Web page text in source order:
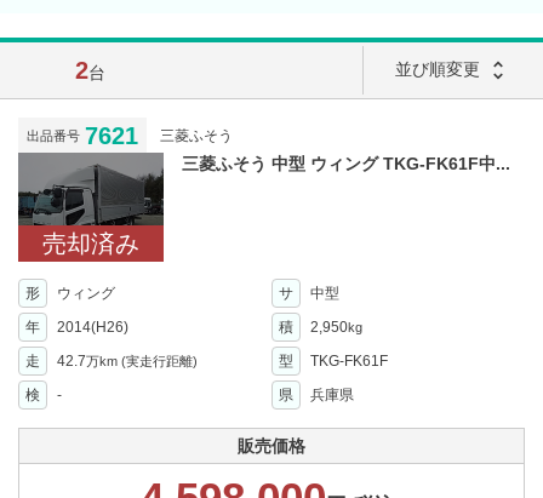
2台 並び順変更 unfold_more
出品番号 7621 三菱ふそう
売却済み
三菱ふそう 中型 ウィング TKG-FK61F中...
形 ウィング サ
中型
年
2014(H26) 積 2,950kg
走 42.7万km (実走行距離) 型
TKG-FK61F
検
- 県 兵庫県
販売価格